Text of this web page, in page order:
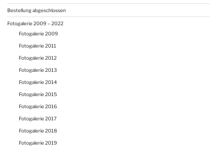
Bestellung abgeschlossen
Fotogalerie 2009 – 2022
Fotogalerie 2009
Fotogalerie 2011
Fotogalerie 2012
Fotogalerie 2013
Fotogalerie 2014
Fotogalerie 2015
Fotogalerie 2016
Fotogalerie 2017
Fotogalerie 2018
Fotogalerie 2019